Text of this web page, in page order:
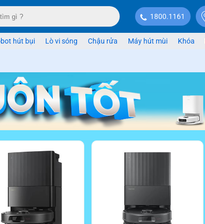
1800.1161
hút bụi Lò vi sóng Chậu rửa Máy hút mùi Khóa